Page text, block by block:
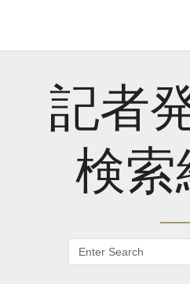
記者
検索